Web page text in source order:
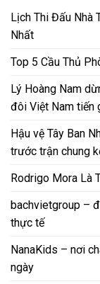
Lịch Thi Đấu Nhà
Nhất
Top 5 Cầu Thủ
Lý Hoàng Nam
đôi Việt Nam tiến
Hậu vệ Tây Ban
trước trận chung
Rodrigo Mora Là
bachvietgroup –
thực tế
NanaKids – nơi
ngày